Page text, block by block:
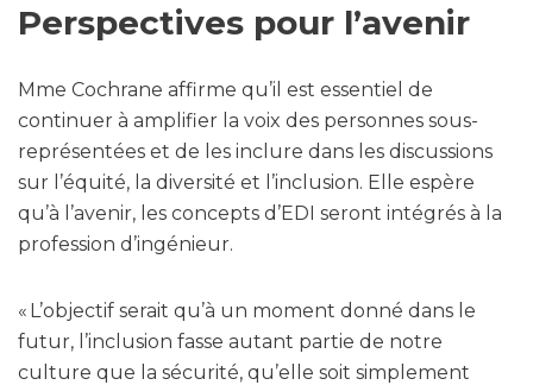
Perspectives pour l’avenir
Mme Cochrane affirme qu’il est essentiel de
continuer à amplifier la voix des personnes sous-
représentées et de les inclure dans les discussions
sur l’équité, la diversité et l’inclusion. Elle espère
qu’à l’avenir, les concepts d’EDI seront intégrés à la
profession d’ingénieur.
« L’objectif serait qu’à un moment donné dans le
futur, l’inclusion fasse autant partie de notre
culture que la sécurité, qu’elle soit simplement